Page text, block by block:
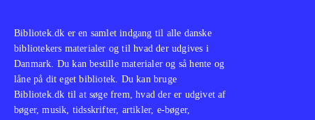
Bibliotek.dk er en samlet indgang til alle danske
bibliotekers materialer og til hvad der udgives i
Danmark. Du kan bestille materialer og så hente og
låne på dit eget bibliotek. Du kan bruge
Bibliotek.dk til at søge frem, hvad der er udgivet af
bøger, musik, tidsskrifter, artikler, e-bøger,